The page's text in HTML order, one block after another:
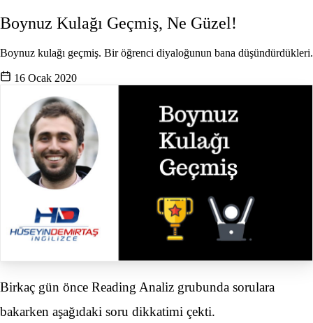
Boynuz Kulağı Geçmiş, Ne Güzel!
Boynuz kulağı geçmiş. Bir öğrenci diyaloğunun bana düşündürdükleri.
16 Ocak 2020
Birkaç gün önce Reading Analiz grubunda sorulara
bakarken aşağıdaki soru dikkatimi çekti.